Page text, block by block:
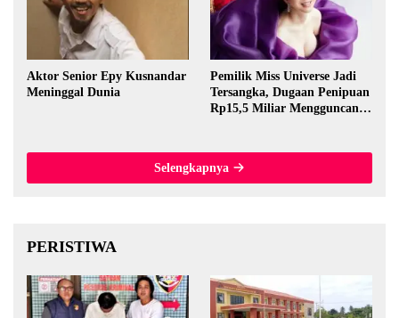
Aktor Senior Epy Kusnandar
Meninggal Dunia
Pemilik Miss Universe Jadi
Tersangka, Dugaan Penipuan
Rp15,5 Miliar Mengguncang
Selengkapnya
PERISTIWA